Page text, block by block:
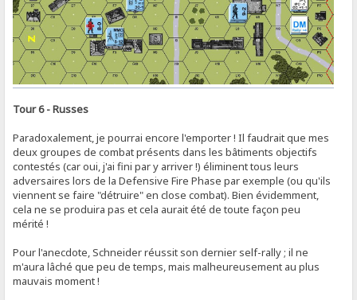
Tour 6 - Russes
Paradoxalement, je pourrai encore l'emporter ! Il faudrait que mes
deux groupes de combat présents dans les bâtiments objectifs
contestés (car oui, j'ai fini par y arriver !) éliminent tous leurs
adversaires lors de la Defensive Fire Phase par exemple (ou qu'ils
viennent se faire "détruire" en close combat). Bien évidemment,
cela ne se produira pas et cela aurait été de toute façon peu
mérité !
Pour l'anecdote, Schneider réussit son dernier self-rally ; il ne
m'aura lâché que peu de temps, mais malheureusement au plus
mauvais moment !